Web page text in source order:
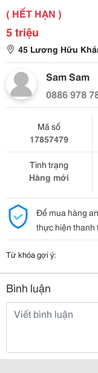
( HẾT HẠN )
5 triệu
45 Lương Hữu
Sam Sam
0886 978
Mã số
17857479
Tình trạng
Hàng mới
Để mua hàng
thực hiện
Từ khóa gợi ý:
Bình luận